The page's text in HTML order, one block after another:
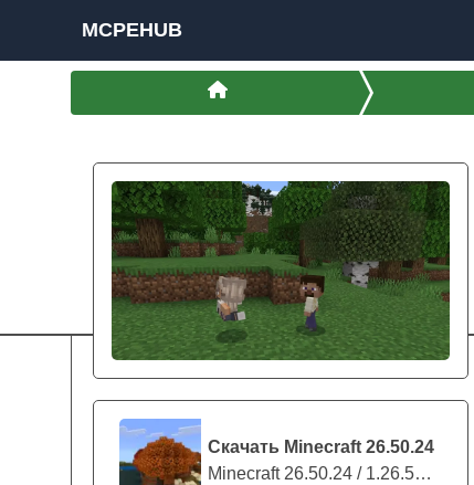
MCPEHUB
Скачать Minecraft 26.50.24
Minecraft 26.50.24 / 1.26.50.24 предс...